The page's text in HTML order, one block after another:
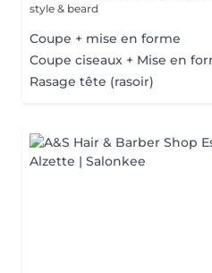
style & beard
Coupe + mise en forme
Coupe ciseaux + Mise en
Rasage tête (rasoir)